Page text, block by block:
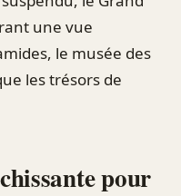
une vue
le musée des
les trésors de
pour